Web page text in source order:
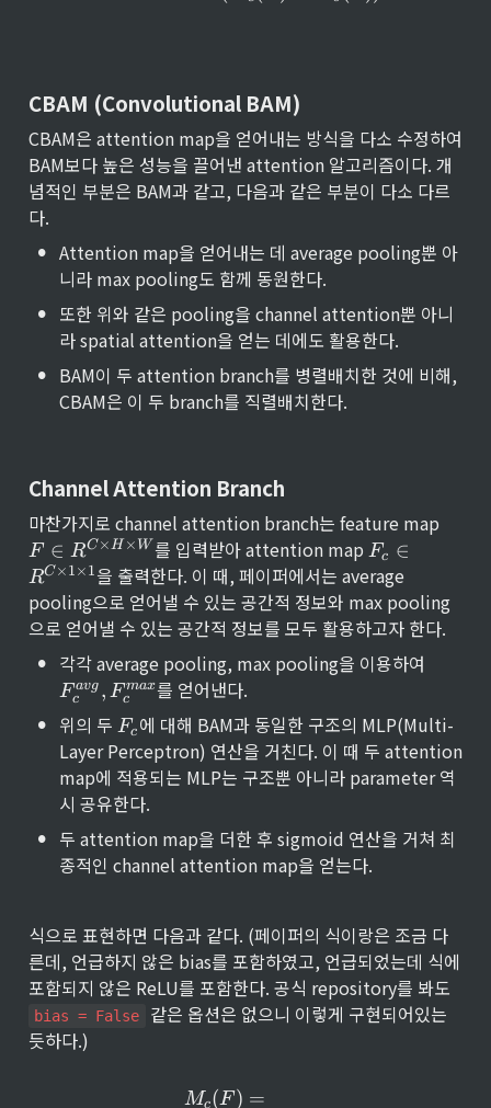
CBAM (Convolutional BAM)
CBAM은 attention map을 얻어내는 방식을 다소 수정하여
BAM보다 높은 성능을 끌어낸 attention 알고리즘이다. 개
념적인 부분은 BAM과 같고, 다음과 같은 부분이 다소 다르
다.
• Attention map을 얻어내는 데 average pooling뿐 아
니라 max pooling도 함께 동원한다.
• 또한 위와 같은 pooling을 channel attention뿐 아니
라 spatial attention을 얻는 데에도 활용한다.
• BAM이 두 attention branch를 병렬배치한 것에 비해,
CBAM은 이 두 branch를 직렬배치한다.
Channel Attention Branch
마찬가지로 channel attention branch는 feature map
^{
H
\t
i
m
W
}
F ∈ RC×H× W 를 입력받아 attention map F
c
\i
n
^
\
ti
m
\
m
}
Fc ∈
RC ×1×1을 출력한다. 이 때, 페이퍼에서는 average
pooling으로 얻어낼 수 있는 공간적 정보와 max pooling
으로 얻어낼 수 있는 공간적 정보를 모두 활용하고자 한다.
• 각각 average pooling, max pooling을 이용하여
^
{
a
v
},
F
{
m
a
x
}
Fc
avg , Fc
max를 얻어낸다.
• 위의 두 F
c
Fc 에 대해 BAM과 동일한 구조의 MLP(Multi-
Layer Perceptron) 연산을 거친다. 이 때 두 attention
map에 적용되는 MLP는 구조뿐 아니라 parameter 역
시 공유한다.
• 두 attention map을 더한 후 sigmoid 연산을 거쳐 최
종적인 channel attention map을 얻는다.
식으로 표현하면 다음과 같다. (페이퍼의 식이랑은 조금 다
른데, 언급하지 않은 bias를 포함하였고, 언급되었는데 식에
bias = False
같은 옵션은 없으니 이렇게 구현되어있는
듯하다.)
M_c(F) = \sigma{(
Mc(F ) =